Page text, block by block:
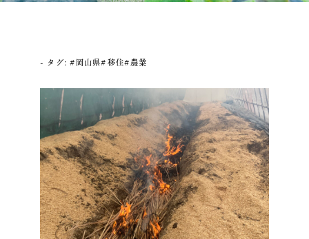
タグ: #岡山県#移住#農業